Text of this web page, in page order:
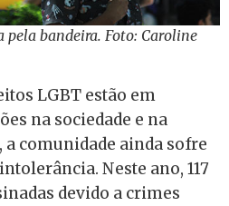
bandeira. Foto: Caroline
LGBT estão em
na sociedade e na
comunidade ainda sofre
Neste ano, 117
devido a crimes